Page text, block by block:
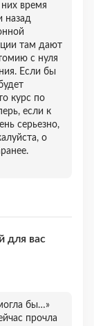
время
назад
там дают
с нуля
Если бы
курс по
если к
серьезно,
о
для вас
бы…»
прочла